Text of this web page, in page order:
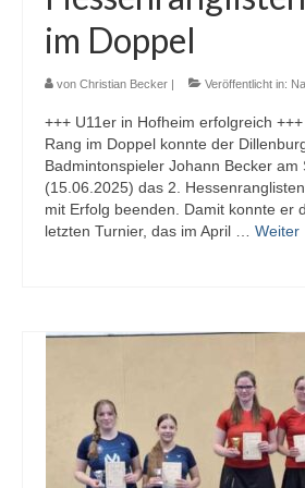
2. Mannschaft
3. Mannschaft
Jugendmannschaft
U19-Mannschaft
U17-Mannschaft
U11-Mannschaft
Archiv
im Doppel
von Christian Becker | Veröffentlicht in:
+++ U11er in Hofheim erfolgreich
Rang im Doppel konnte der
Badmintonspieler Johann Becker am
(15.06.2025) das 2.
mit Erfolg beenden. Damit konnte er
letzten Turnier, das im April … Weiter